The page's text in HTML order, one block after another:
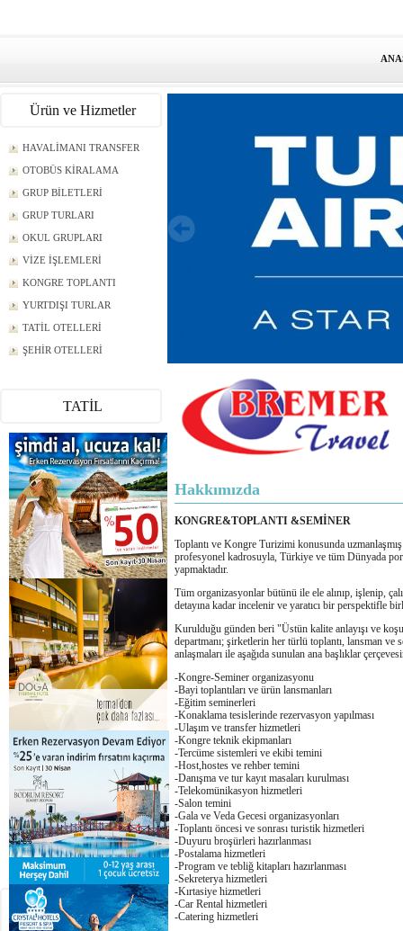
Ürün ve Hizmetler
HAVALİMANI TRANSFER
OTOBÜS KİRALAMA
GRUP BİLETLERİ
GRUP TURLARI
OKUL GRUPLARI
VİZE İŞLEMLERİ
KONGRE TOPLANTI
YURTDIŞI TURLAR
TATİL OTELLERİ
ŞEHİR OTELLERİ
TATİL
Hakkımızda
KONGRE&TOPLANTI &SEMİNER
Toplantı ve Kongre Turizimi konusunda
profesyonel kadrosuyla, Türkiye ve tüm Dünyada
yapmaktadır.
Tüm organizasyonlar bütünü ile ele alınıp, işlenip,
detayına kadar incelenir ve yaratıcı bir perspektifle
Kurulduğu günden beri "Üstün kalite anlayışı ve
departmanı; şirketlerin her türlü toplantı, lansman
anlaşmaları ile aşağıda sunulan ana başlıklar
-Kongre-Seminer organizasyonu
-Bayi toplantıları ve ürün lansmanları
-Eğitim seminerleri
-Konaklama tesislerinde rezervasyon yapılması
-Ulaşım ve transfer hizmetleri
-Kongre teknik ekipmanları
-Tercüme sistemleri ve ekibi temini
-Host,hostes ve rehber temini
-Danışma ve tur kayıt masaları kurulması
-Telekomünikasyon hizmetleri
-Salon temini
-Gala ve Veda Gecesi organizasyonları
-Toplantı öncesi ve sonrası turistik hizmetleri
-Duyuru broşürleri hazırlanması
-Postalama hizmetleri
-Program ve tebliğ kitapları hazırlanması
-Sekreterya hizmetleri
-Kırtasiye hizmetleri
-Car Rental hizmetleri
-Catering hizmetleri